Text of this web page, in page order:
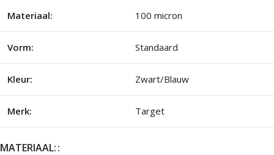
Materiaal: 100 micron
Vorm: Standaard
Kleur: Zwart/Blauw
Merk: Target
MATERIAAL: